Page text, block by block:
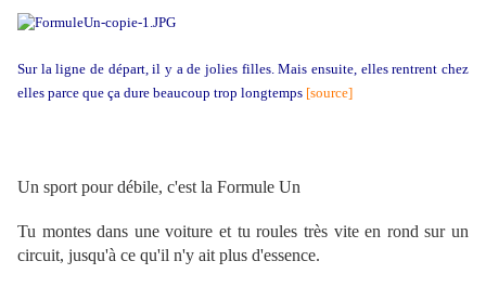
Sur la ligne de départ, il y a de jolies filles. Mais ensuite, elles rentrent chez
elles parce que ça dure beaucoup trop longtemps [source]
Un sport pour débile, c'est la Formule Un
Tu montes dans une voiture et tu roules très vite en rond sur un
circuit, jusqu'à ce qu'il n'y ait plus d'essence.